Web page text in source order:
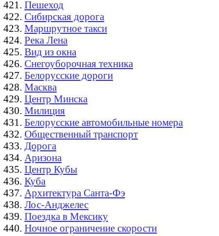
Пешеход
Сибирская дорога
Маршрутное такси
Река Лена
Вид из окна
Снегоуборочная техника
Белорусские дороги
Масква
Центр Минска
Милиция
Белорусские автомобильные номера
Общественный транспорт
Дорога
Аризона
Центр Кубы
Куба
Архитектура Санта-Фэ
Лос-Анджелес
Поездка в Мексику
Ночное ограничение скорости